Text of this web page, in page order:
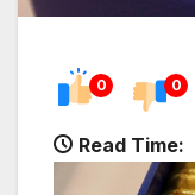
0 0
Read Time: